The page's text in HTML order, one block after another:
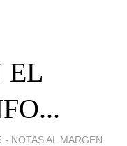
EL
- NOTAS AL MARGEN